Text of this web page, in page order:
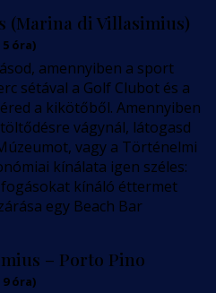
(Marina di Villasimius)
óra)
amennyiben a sport
sétával a Golf Clubot és a
a kikötőből. Amennyiben
vágynál, látogasd
vagy a Történelmi
kínálata igen széles:
kínáló éttermet
egy Beach Bar
– Porto Pino
óra)